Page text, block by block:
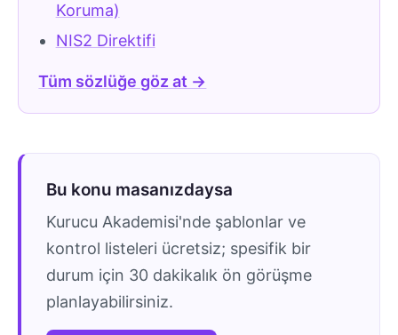
Koruma)
NIS2 Direktifi
Tüm sözlüğe göz at →
Bu konu masanızdaysa
Kurucu Akademisi'nde şablonlar ve
kontrol listeleri ücretsiz; spesifik bir
durum için 30 dakikalık ön görüşme
planlayabilirsiniz.